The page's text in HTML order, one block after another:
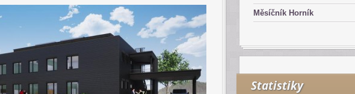
Měsíčník Horník
Statistiky